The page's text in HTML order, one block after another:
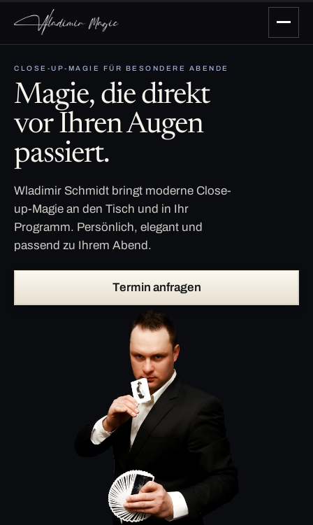
CLOSE-UP-MAGIE FÜR BESONDERE ABENDE
Magie, die direkt
vor Ihren Augen
passiert.
Wladimir Schmidt bringt moderne Close-
up-Magie an den Tisch und in Ihr
Programm. Persönlich, elegant und
passend zu Ihrem Abend.
Termin anfragen